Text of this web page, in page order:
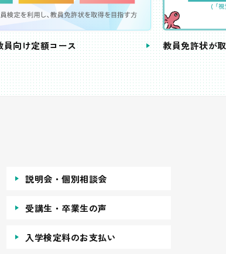
員向け定額コース 教員免許状が
説明会・個別相談会
受講生・卒業生の声
入学検定料のお支払い